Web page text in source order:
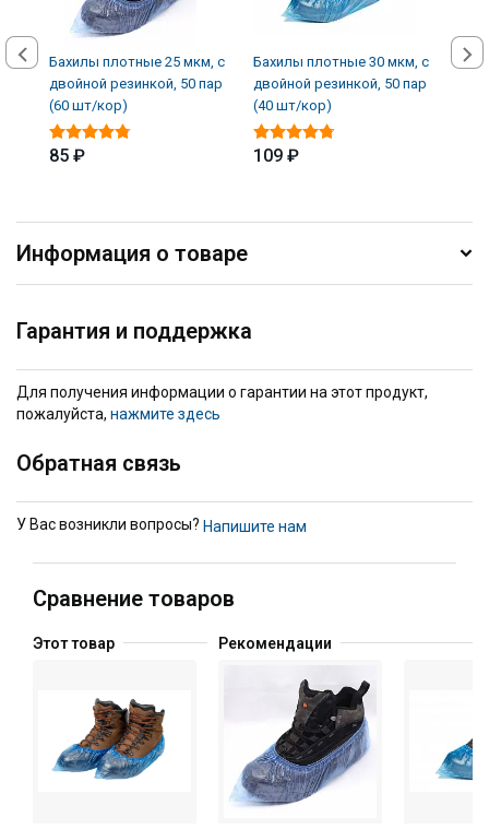
Бахилы плотные 25 мкм, с
двойной резинкой, 50 пар
(60 шт/кор)
85 ₽
Бахилы плотные 30 мкм, с
двойной резинкой, 50 пар
(40 шт/кор)
109 ₽
Информация о товаре
Гарантия и поддержка
Для получения информации о гарантии на этот продукт,
пожалуйста, нажмите здесь
Обратная связь
У Вас возникли вопросы? Напишите нам
Сравнение товаров
Этот товар Рекомендации